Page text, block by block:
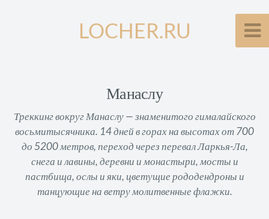
LOCHER.RU
Манаслу
Треккинг вокруг Манаслу — знаменитого гималайского
восьмитысячника. 14 дней в горах на высотах от 700
до 5200 метров, переход через перевал Ларкья-Ла,
снега и лавины, деревни и монастыри, мосты и
пастбища, ослы и яки, цветущие рододендроны и
танцующие на ветру молитвенные флажки.